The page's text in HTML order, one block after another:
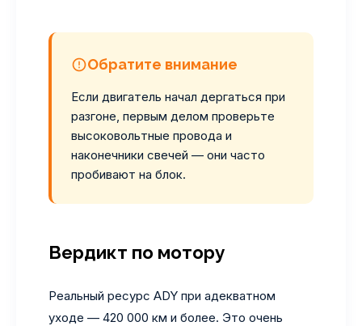
Обратите внимание
Если двигатель начал дергаться при
разгоне, первым делом проверьте
высоковольтные провода и
наконечники свечей — они часто
пробивают на блок.
Вердикт по мотору
Реальный ресурс ADY при адекватном
уходе — 420 000 км и более. Это очень